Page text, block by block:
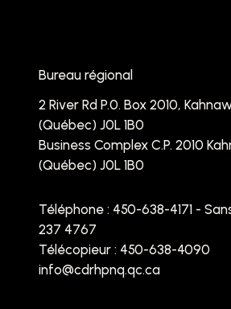
Bureau régional
2 River Rd P.0. Box 2010,
(Québec) J0L 1B0
Business Complex C.P. 2010
(Québec) J0L 1B0
Téléphone : 450-638-4171 -
237 4767
Télécopieur : 450-638-4090
info@cdrhpnq.qc.ca